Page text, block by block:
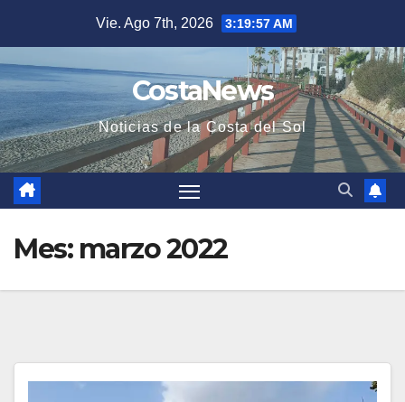
contenido
Vie. Ago 7th, 2026 3:19:58 AM
CostaNews
Noticias de la Costa del Sol
Mes: marzo 2022